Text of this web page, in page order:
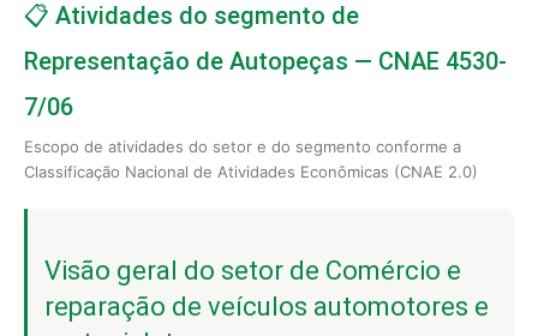
📋 Atividades do segmento de
Representação de Autopeças — CNAE 4530-
7/06
Escopo de atividades do setor e do segmento conforme a
Classificação Nacional de Atividades Econômicas (CNAE 2.0)
Visão geral do setor de Comércio e
reparação de veículos automotores e